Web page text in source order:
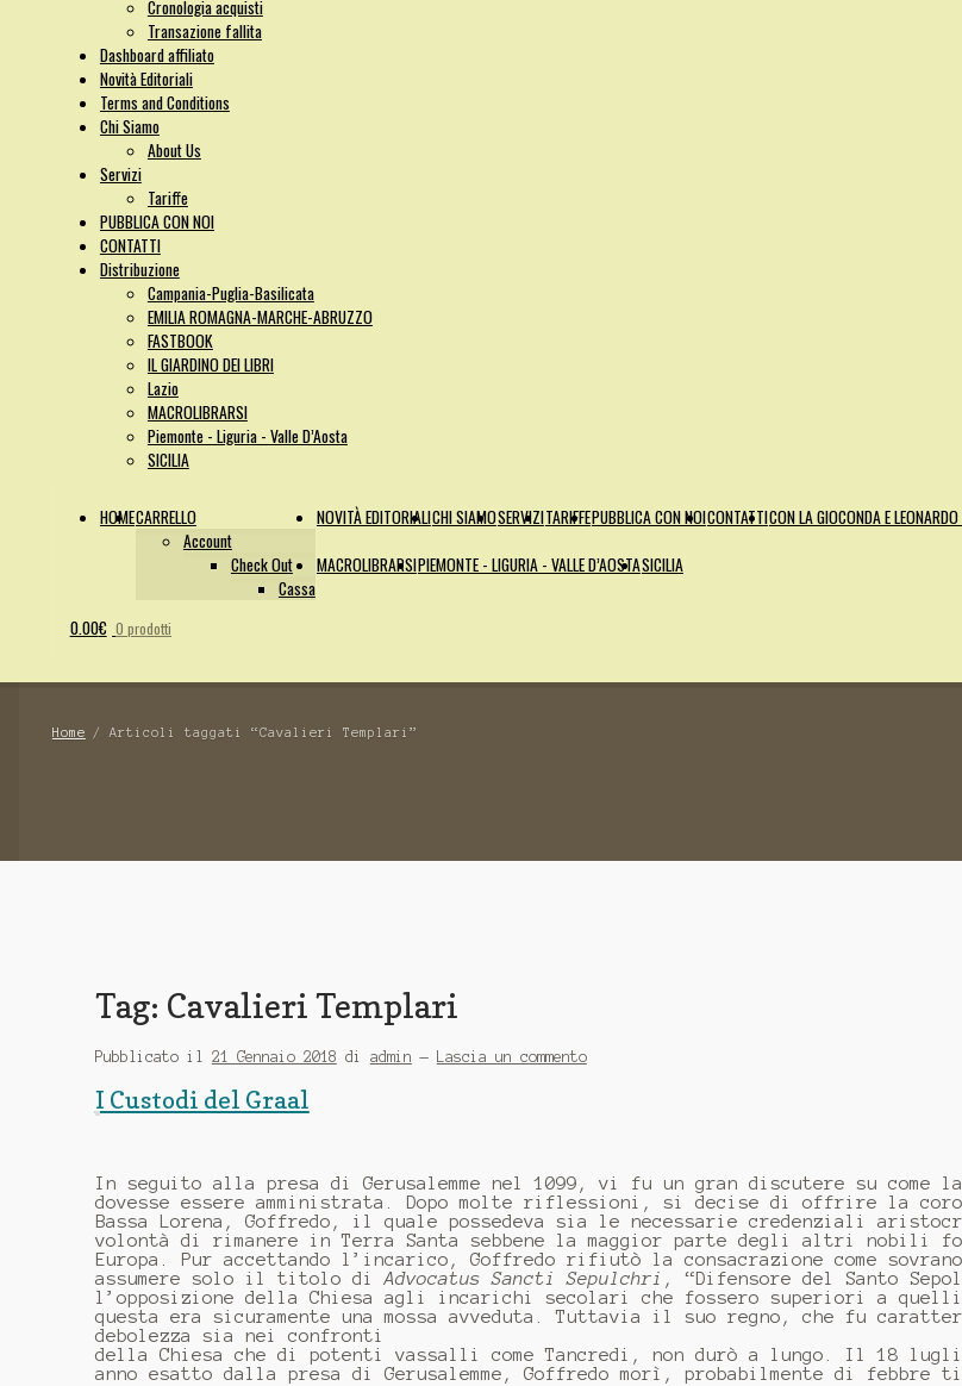
Cronologia acquisti
Transazione fallita
Dashboard affiliato
Novità Editoriali
Terms and Conditions
Chi Siamo
About Us
Servizi
Tariffe
PUBBLICA CON NOI
CONTATTI
Distribuzione
Campania-Puglia-Basilicata
EMILIA ROMAGNA-MARCHE-ABRUZZO
FASTBOOK
IL GIARDINO DEI LIBRI
Lazio
MACROLIBRARSI
Piemonte - Liguria - Valle D’Aosta
SICILIA
HOMECARRELLO
Account
Check Out
Cassa
NOVITÀ EDITORIALICHI SIAMOSERVIZITARIFFEPUBBLICA CON NOICONTATTICON LA GIOCONDA E
MACROLIBRARSIPIEMONTE - LIGURIA - VALLE D’AOSTASICILIA
0.00€ 0 prodotti
Home / Articoli taggati “Cavalieri Templari”
Tag: Cavalieri Templari
Pubblicato il 21 Gennaio 2018 di admin — Lascia un commento
I Custodi del Graal
In seguito alla presa di Gerusalemme nel 1099, vi fu un gran discutere su come
dovesse essere amministrata. Dopo molte riflessioni, si decise di offrire la
Bassa Lorena, Goffredo, il quale possedeva sia le necessarie credenziali
volontà di rimanere in Terra Santa sebbene la maggior parte degli altri nobili
Europa. Pur accettando l’incarico, Goffredo rifiutò la consacrazione come
assumere solo il titolo diAdvocatus Sancti Sepulchri , “Difensore del Santo
l’opposizione della Chiesa agli incarichi secolari che fossero superiori a
questa era sicuramente una mossa avveduta. Tuttavia il suo regno, che fu
debolezza sia nei confronti
della Chiesa che di potenti vassalli come Tancredi, non durò a lungo. Il 18
anno esatto dalla presa di Gerusalemme, Goffredo morì, probabilmente di febbre